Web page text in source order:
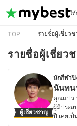
ให้
TOP รายชื่อผู้เชี่ยว
รายชื่อผู้เชี่ยว
ผู้เชี่ยวชาญ
นักกีฬาปิ
นันทน
คุณแป๋ว
ผู้มีประส
ปี เคยเป็